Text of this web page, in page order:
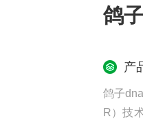
鸽
产
鸽子
R）技